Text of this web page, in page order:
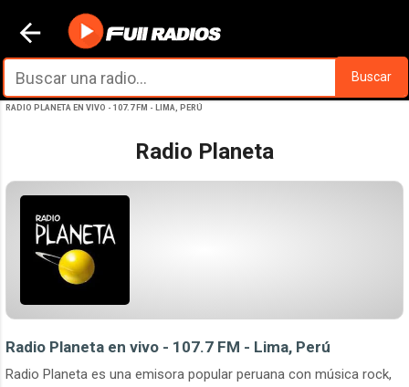
Ir al contenido principal
Buscar
RADIO PLANETA EN VIVO - 107.7 FM - LIMA, PERÚ
Radio Planeta
Radio Planeta en vivo - 107.7 FM - Lima, Perú
Radio Planeta es una emisora popular peruana con música rock,